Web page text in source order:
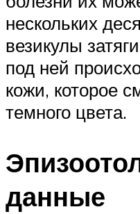
нескольких
везикулы
под ней
кожи, которое
темного цвета.
данные